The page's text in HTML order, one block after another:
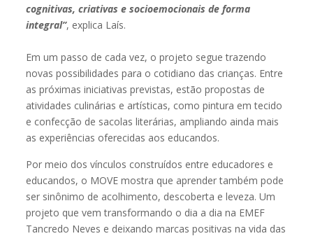
cognitivas, criativas e socioemocionais de forma
integral”, explica Laís.
Em um passo de cada vez, o projeto segue trazendo
novas possibilidades para o cotidiano das crianças. Entre
as próximas iniciativas previstas, estão propostas de
atividades culinárias e artísticas, como pintura em tecido
e confecção de sacolas literárias, ampliando ainda mais
as experiências oferecidas aos educandos.
Por meio dos vínculos construídos entre educadores e
educandos, o MOVE mostra que aprender também pode
ser sinônimo de acolhimento, descoberta e leveza. Um
projeto que vem transformando o dia a dia na EMEF
Tancredo Neves e deixando marcas positivas na vida das